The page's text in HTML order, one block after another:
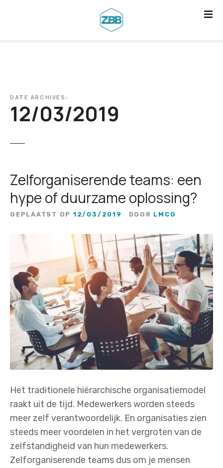
DATE ARCHIVES:
12/03/2019
Zelforganiserende teams: een
hype of duurzame oplossing?
GEPLAATST OP 12/03/2019 DOOR LMCG
Het traditionele hiërarchische organisatiemodel
raakt uit de tijd. Medewerkers worden steeds
meer zelf verantwoordelijk. En organisaties zien
steeds meer voordelen in het vergroten van de
zelfstandigheid van hun medewerkers.
Zelforganiserende teams dus om je mensen